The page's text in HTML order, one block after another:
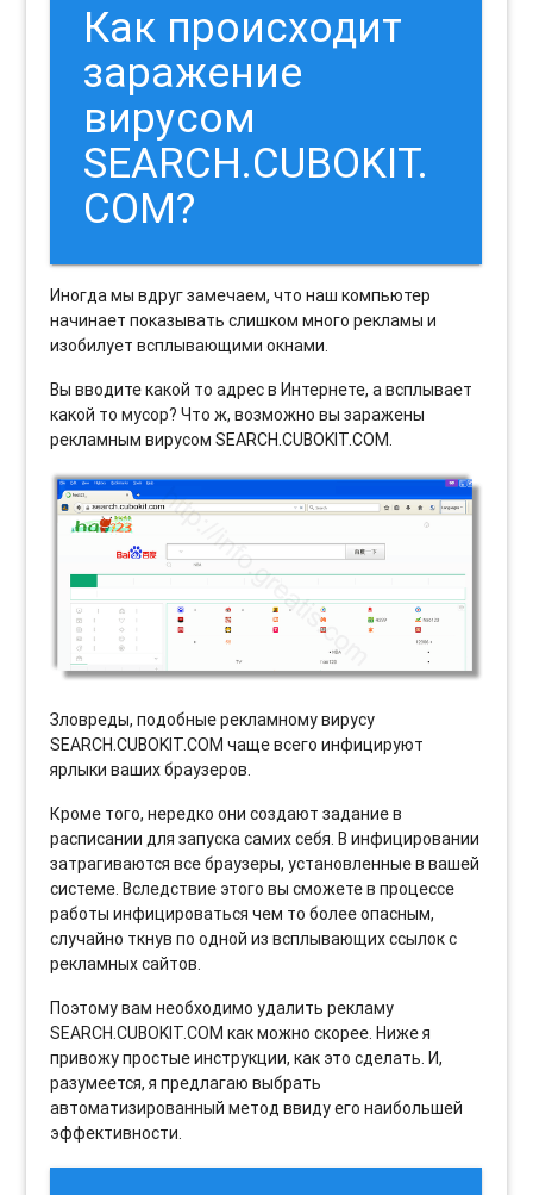
Как происходит
заражение
вирусом
SEARCH.CUBOKIT.
COM?
Иногда мы вдруг замечаем, что наш компьютер
начинает показывать слишком много рекламы и
изобилует всплывающими окнами.
Вы вводите какой то адрес в Интернете, а всплывает
какой то мусор? Что ж, возможно вы заражены
рекламным вирусом SEARCH.CUBOKIT.COM.
Зловреды, подобные рекламному вирусу
SEARCH.CUBOKIT.COM чаще всего инфицируют
ярлыки ваших браузеров.
Кроме того, нередко они создают задание в
расписании для запуска самих себя. В инфицировании
затрагиваются все браузеры, установленные в вашей
системе. Вследствие этого вы сможете в процессе
работы инфицироваться чем то более опасным,
случайно ткнув по одной из всплывающих ссылок с
рекламных сайтов.
Поэтому вам необходимо удалить рекламу
SEARCH.CUBOKIT.COM как можно скорее. Ниже я
привожу простые инструкции, как это сделать. И,
разумеется, я предлагаю выбрать
автоматизированный метод ввиду его наибольшей
эффективности.